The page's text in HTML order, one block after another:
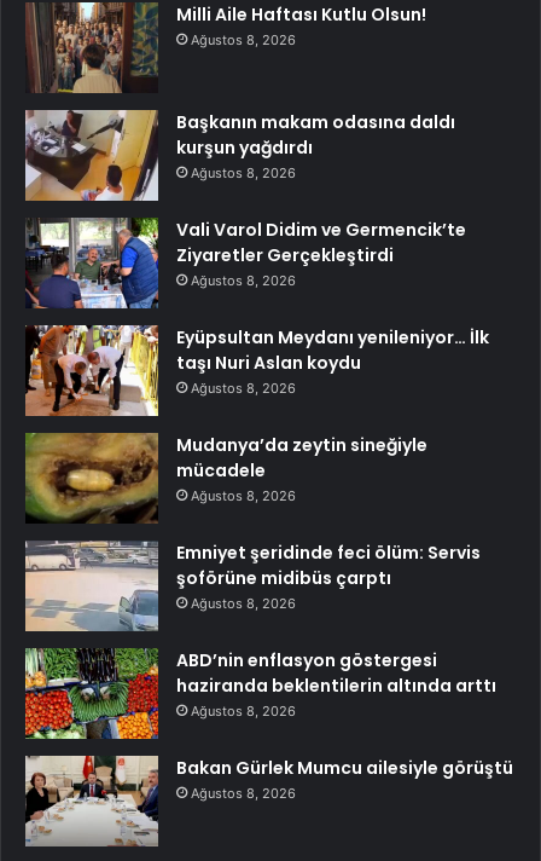
Milli Aile Haftası Kutlu Olsun!
Ağustos 8, 2026
Başkanın makam odasına daldı
kurşun yağdırdı
Ağustos 8, 2026
Vali Varol Didim ve Germencik’te
Ziyaretler Gerçekleştirdi
Ağustos 8, 2026
Eyüpsultan Meydanı yenileniyor… İlk
taşı Nuri Aslan koydu
Ağustos 8, 2026
Mudanya’da zeytin sineğiyle
mücadele
Ağustos 8, 2026
Emniyet şeridinde feci ölüm: Servis
şoförüne midibüs çarptı
Ağustos 8, 2026
ABD’nin enflasyon göstergesi
haziranda beklentilerin altında arttı
Ağustos 8, 2026
Bakan Gürlek Mumcu ailesiyle görüştü
Ağustos 8, 2026